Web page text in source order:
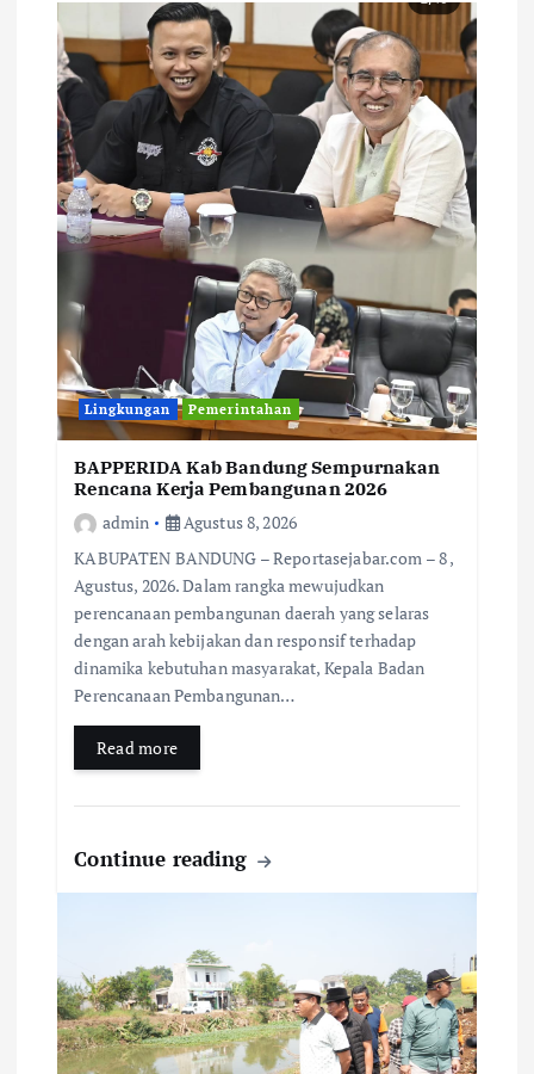
Lingkungan Pemerintahan
BAPPERIDA Kab Bandung Sempurnakan
Rencana Kerja Pembangunan 2026
admin
Agustus 8, 2026
KABUPATEN BANDUNG – Reportasejabar.com – 8 ,
Agustus, 2026. Dalam rangka mewujudkan
perencanaan pembangunan daerah yang selaras
dengan arah kebijakan dan responsif terhadap
dinamika kebutuhan masyarakat, Kepala Badan
Perencanaan Pembangunan…
Read more
Continue reading